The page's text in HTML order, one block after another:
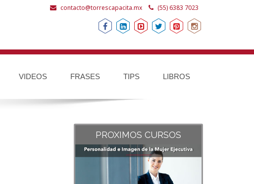
contacto@torrescapacita.mx (55) 6383 7023
VIDEOS FRASES TIPS LIBROS
PROXIMOS CURSOS